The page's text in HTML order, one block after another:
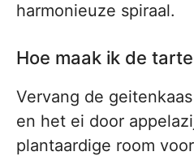
harmonieuze spiraal.
Hoe maak ik de
Vervang de
en het ei door
plantaardige room